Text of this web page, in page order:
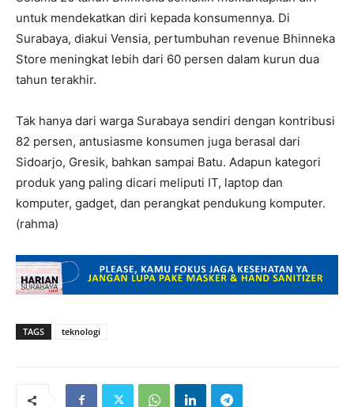
untuk mendekatkan diri kepada konsumennya. Di
Surabaya, diakui Vensia, pertumbuhan revenue Bhinneka
Store meningkat lebih dari 60 persen dalam kurun dua
tahun terakhir.
Tak hanya dari warga Surabaya sendiri dengan kontribusi
82 persen, antusiasme konsumen juga berasal dari
Sidoarjo, Gresik, bahkan sampai Batu. Adapun kategori
produk yang paling dicari meliputi IT, laptop dan
komputer, gadget, dan perangkat pendukung komputer.
(rahma)
TAGS teknologi